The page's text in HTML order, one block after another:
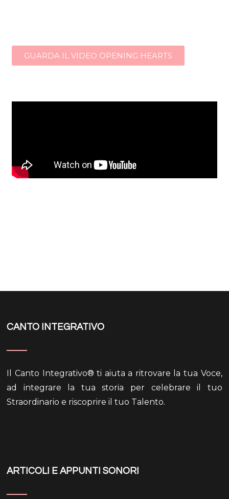
GUARDA IL VIDEO OPENING HEARTS
CANTO INTEGRATIVO
Il Canto Integrativo® ti aiuta a ritrovare la tua Voce,
ad integrare la tua storia per celebrare il tuo
Straordinario e riscoprire il tuo Talento.
ARTICOLI E APPUNTI SONORI